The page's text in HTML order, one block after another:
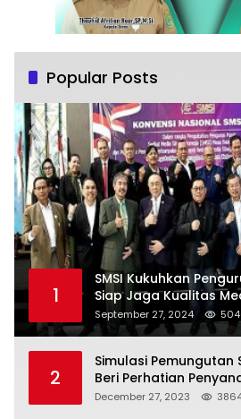
Popular Posts
1
SMSI Kukuhkan
Siap Jaga Kualitas
Indonesia
September 27, 2024
2
Simulasi Pemungutan
Beri Perhatian
December 27, 2023